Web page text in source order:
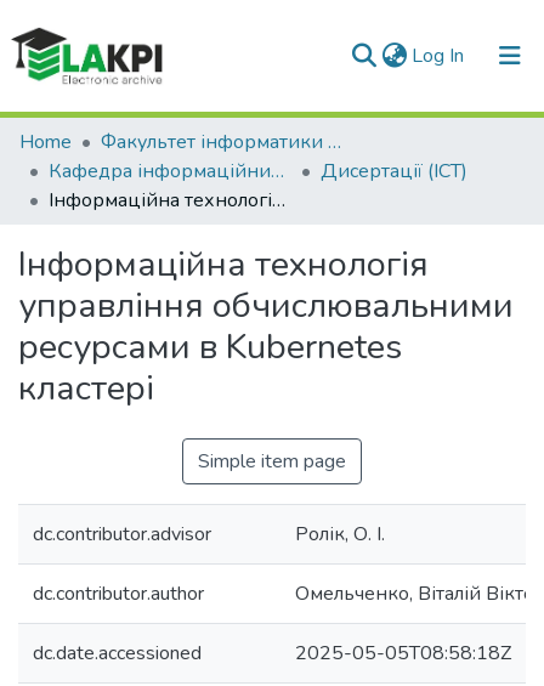
Log In (current)
Communities & Collections
All of DSpace
Home
Факультет інформатики та обчислювальної техніки (ФІОТ)
Кафедра інформаційних систем та технологій (ІСТ)
Дисертації (ІСТ)
Інформаційна технологія управління обчислювальними ресурсами в Kubernetes кластері
Інформаційна технологія
управління обчислювальними
ресурсами в Kubernetes
кластері
Simple item page
dc.contributor.advisor Ролік, О. І.
dc.contributor.author Омельченко, Віталій
dc.date.accessioned 2025-05-05T08:58:18Z